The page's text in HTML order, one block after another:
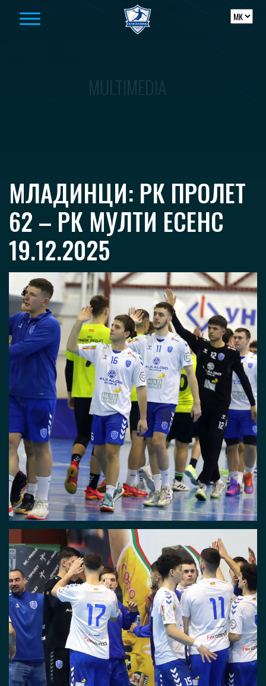
MULTIMEDIA
МЛАДИНЦИ: РК ПРОЛЕТ
62 – РК МУЛТИ ЕСЕНС
19.12.2025